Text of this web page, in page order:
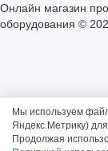
Онлайн магазин
оборудования ©
Мы используем
Яндекс.Метрику)
Продолжая